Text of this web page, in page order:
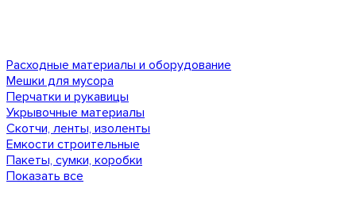
Расходные материалы и оборудование
Мешки для мусора
Перчатки и рукавицы
Укрывочные материалы
Скотчи, ленты, изоленты
Емкости строительные
Пакеты, сумки, коробки
Показать все